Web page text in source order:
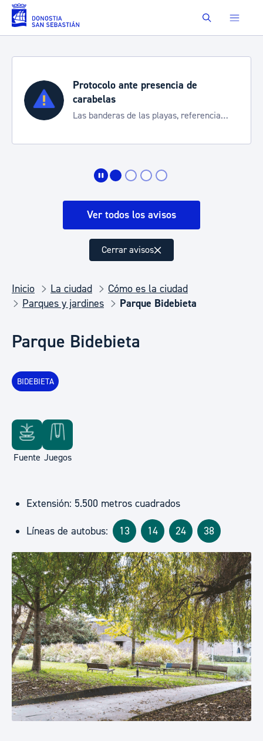
Saltar al contenido principal Buscar
Protocolo ante presencia de
carabelas
Las banderas de las playas, referencia
Ver todos los avisos
Cerrar avisos
Inicio La ciudad
Cómo es la ciudad
Parques y jardines
Parque Bidebieta
Parque Bidebieta
BIDEBIETA
Fuente Juegos
Extensión: 5.500 metros cuadrados
Líneas de autobus: 13 14 24 38